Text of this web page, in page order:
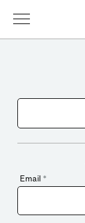
Email *